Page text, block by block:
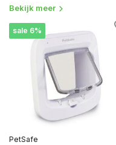
Bekijk meer
sale 6%
PetSafe